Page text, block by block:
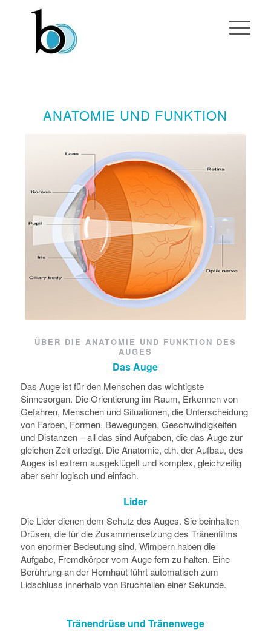
ANATOMIE UND FUNKTION
ÜBER DIE ANATOMIE UND FUNKTION DES
AUGES
Das Auge
Das Auge ist für den Menschen das wichtigste
Sinnesorgan. Die Orientierung im Raum, Erkennen von
Gefahren, Menschen und Situationen, die Unterscheidung
von Farben, Formen, Bewegungen, Geschwindigkeiten
und Distanzen – all das sind Aufgaben, die das Auge zur
gleichen Zeit erledigt. Die Anatomie, d.h. der Aufbau, des
Auges ist extrem ausgeklügelt und komplex, gleichzeitig
aber sehr logisch und einfach.
Lider
Die Lider dienen dem Schutz des Auges. Sie beinhalten
Drüsen, die für die Zusammensetzung des Tränenfilms
von enormer Bedeutung sind. Wimpern haben die
Aufgabe, Fremdkörper vom Auge fern zu halten. Eine
Berührung an der Hornhaut führt automatisch zum
Lidschluss innerhalb von Bruchteilen einer Sekunde.
Tränendrüse und Tränenwege